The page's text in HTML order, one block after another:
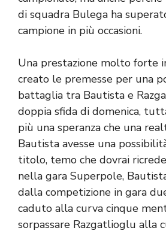
di squadra Bulega ha
campione in più occasioni.
Una prestazione molto forte
creato le premesse per una
battaglia tra Bautista e
doppia sfida di domenica,
più una speranza che una
Bautista avesse una
titolo, temo che dovrai
nella gara Superpole,
dalla competizione in gara
caduto alla curva cinque
sorpassare Razgatlioglu alla